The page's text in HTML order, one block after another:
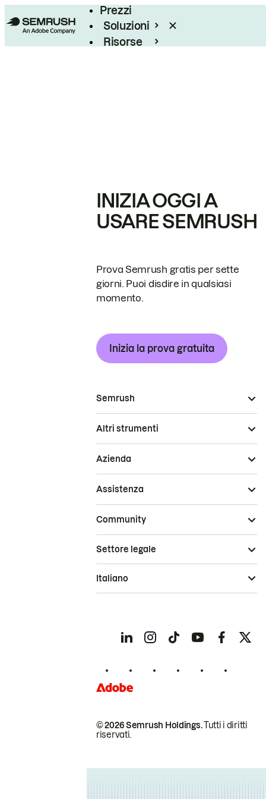
Prezzi
Soluzioni
Risorse
INIZIA OGGI A
USARE SEMRUSH
Prova Semrush gratis per sette
giorni. Puoi disdire in qualsiasi
momento.
Inizia la prova gratuita
Semrush
Altri strumenti
Azienda
Assistenza
Community
© 2026 Semrush Holdings.Tutti i diritti
riservati.
Settore legale
Italiano